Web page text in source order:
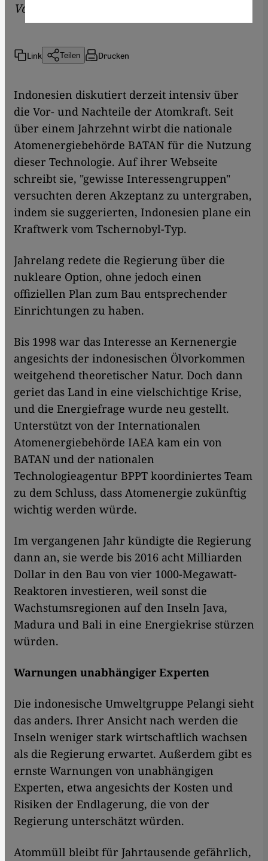
Von
Link Teilen Drucken
​​Indonesien diskutiert derzeit intensiv über
die Vor- und Nachteile der Atomkraft. Seit
über einem Jahrzehnt wirbt die nationale
Atomenergiebehörde BATAN für die Nutzung
dieser Technologie. Auf ihrer Webseite
schreibt sie, "gewisse Interessengruppen"
versuchten deren Akzeptanz zu untergraben,
indem sie suggerierten, Indonesien plane ein
Kraftwerk vom Tschernobyl-Typ.
Jahrelang redete die Regierung über die
nukleare Option, ohne jedoch einen
offiziellen Plan zum Bau entsprechender
Einrichtungen zu haben.
Bis 1998 war das Interesse an Kernenergie
angesichts der indonesischen Ölvorkommen
weitgehend theoretischer Natur. Doch dann
geriet das Land in eine vielschichtige Krise,
und die Energiefrage wurde neu gestellt.
Unterstützt von der Internationalen
Atomenergiebehörde IAEA kam ein von
BATAN und der nationalen
Technologieagentur BPPT koordiniertes Team
zu dem Schluss, dass Atomenergie zukünftig
wichtig werden würde.
Im vergangenen Jahr kündigte die Regierung
dann an, sie werde bis 2016 acht Milliarden
Dollar in den Bau von vier 1000-Megawatt-
Reaktoren investieren, weil sonst die
Wachstumsregionen auf den Inseln Java,
Madura und Bali in eine Energiekrise stürzen
würden.
Warnungen unabhängiger Experten
Die indonesische Umweltgruppe Pelangi sieht
das anders. Ihrer Ansicht nach werden die
Inseln weniger stark wirtschaftlich wachsen
als die Regierung erwartet. Außerdem gibt es
ernste Warnungen von unabhängigen
Experten, etwa angesichts der Kosten und
Risiken der Endlagerung, die von der
Regierung unterschätzt würden.
Atommüll bleibt für Jahrtausende gefährlich,